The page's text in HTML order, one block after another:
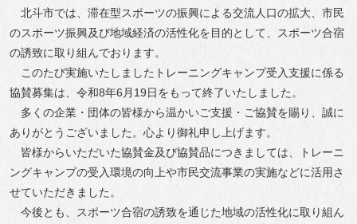
北斗市では、滞在型スポーツの振興による交流人口の拡大、市民
のスポーツ振興及び地域経済の活性化を目的として、スポーツ合宿
の誘致に取り組んでおります。
このたび実施いたしましたトレーニングキャンプ受入支援に係る
協賛募集は、令和8年6月19日をもって終了いたしました。
多くの企業・団体の皆様から温かいご支援・ご協賛を賜り、誠に
ありがとうございました。心より御礼申し上げます。
皆様からいただいた協賛金及び協賛品につきましては、トレーニ
ングキャンプの受入環境の向上や市民交流事業の実施などに活用さ
せていただきました。
今後とも、スポーツ合宿の誘致を通じた地域の活性化に取り組ん